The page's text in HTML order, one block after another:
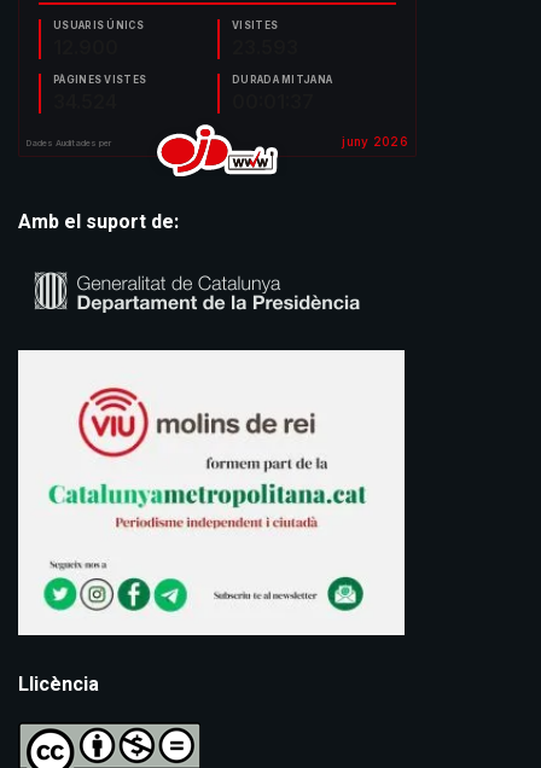
Amb el suport de:
Llicència